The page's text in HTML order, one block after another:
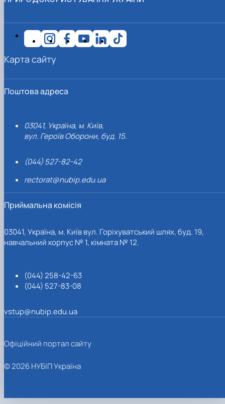
Поштова адреса
03041, Україна, м. Київ,
вул. Героїв Оборони, буд. 15.
(044) 527-82-42
rectorat@nubip.edu.ua
Приймальна комісія
03041, Україна, м. Київ вул. Горіхуватський шлях, буд. 19,
навчальний корпус № 1, кімната № 12.
(044) 258-42-63
(044) 527-83-08
vstup@nubip.edu.ua
Карта сайту
Офіційний портал сайту
© 2026 НУБІП Україна